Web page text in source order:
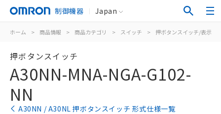
制御機器 Japan
ホーム > 商品情報 > 商品カテゴリ > スイッチ > 押ボタンスイッチ/表示灯
押ボタンスイッチ
A30NN-MNA-NGA-G102-
NN
A30NN / A30NL 押ボタンスイッチ 形式仕様一覧